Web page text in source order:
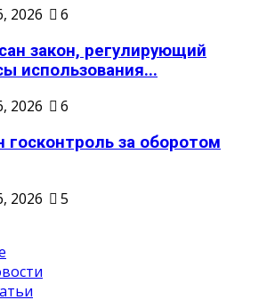
2026
6
закон, регулирующий
использования...
2026
6
госконтроль за оборотом
2026
5